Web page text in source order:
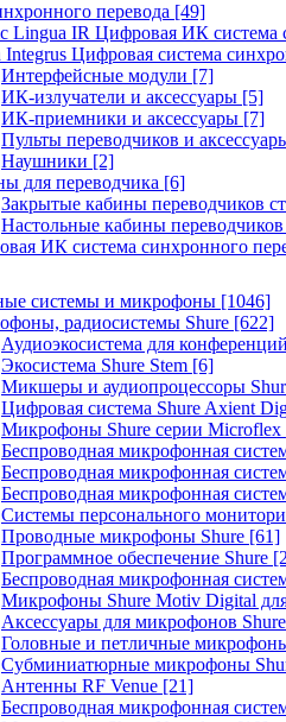
перевода [49]
Lingua IR Цифровая ИК система
Integrus Цифровая система
Интерфейсные модули [7]
ИК-излучатели и аксессуары [5]
ИК-приемники и аксессуары [7]
Пульты переводчиков и
Наушники [2]
для переводчика [6]
Закрытые кабины переводчиков
Настольные кабины переводчиков
ИК система синхронного
системы и микрофоны [1046]
радиосистемы Shure [622]
Аудиоэкосистема для
Экосистема Shure Stem [6]
Микшеры и аудиопроцессоры
Цифровая система Shure Axient
Микрофоны Shure серии Microflex
Беспроводная микрофонная
Беспроводная микрофонная
Беспроводная микрофонная
Системы персонального
Проводные микрофоны Shure [61]
Программное обеспечение Shure
Беспроводная микрофонная
Микрофоны Shure Motiv Digital
Аксессуары для микрофонов Shure
Головные и петличные
Субминиатюрные микрофоны
Антенны RF Venue [21]
Беспроводная микрофонная